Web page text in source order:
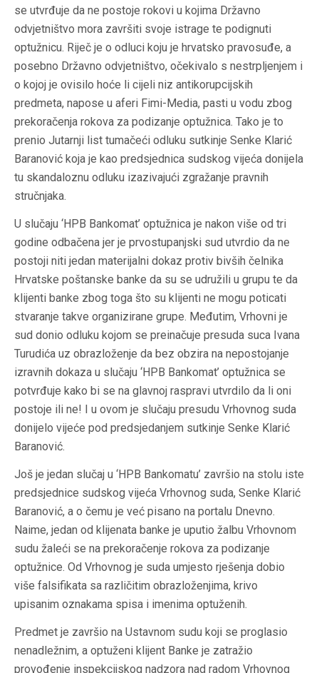
se utvrđuje da ne postoje rokovi u kojima Državno
odvjetništvo mora završiti svoje istrage te podignuti
optužnicu. Riječ je o odluci koju je hrvatsko pravosuđe, a
posebno Državno odvjetništvo, očekivalo s nestrpljenjem i
o kojoj je ovisilo hoće li cijeli niz antikorupcijskih
predmeta, napose u aferi Fimi-Media, pasti u vodu zbog
prekoračenja rokova za podizanje optužnica. Tako je to
prenio Jutarnji list tumačeći odluku sutkinje Senke Klarić
Baranović koja je kao predsjednica sudskog vijeća donijela
tu skandaloznu odluku izazivajući zgražanje pravnih
stručnjaka.
U slučaju ‘HPB Bankomat’ optužnica je nakon više od tri
godine odbačena jer je prvostupanjski sud utvrdio da ne
postoji niti jedan materijalni dokaz protiv bivših čelnika
Hrvatske poštanske banke da su se udružili u grupu te da
klijenti banke zbog toga što su klijenti ne mogu poticati
stvaranje takve organizirane grupe. Međutim, Vrhovni je
sud donio odluku kojom se preinačuje presuda suca Ivana
Turudića uz obrazloženje da bez obzira na nepostojanje
izravnih dokaza u slučaju ‘HPB Bankomat’ optužnica se
potvrđuje kako bi se na glavnoj raspravi utvrdilo da li oni
postoje ili ne! I u ovom je slučaju presudu Vrhovnog suda
donijelo vijeće pod predsjedanjem sutkinje Senke Klarić
Baranović.
Još je jedan slučaj u ‘HPB Bankomatu’ završio na stolu iste
predsjednice sudskog vijeća Vrhovnog suda, Senke Klarić
Baranović, a o čemu je već pisano na portalu Dnevno.
Naime, jedan od klijenata banke je uputio žalbu Vrhovnom
sudu žaleći se na prekoračenje rokova za podizanje
optužnice. Od Vrhovnog je suda umjesto rješenja dobio
više falsifikata sa različitim obrazloženjima, krivo
upisanim oznakama spisa i imenima optuženih.
Predmet je završio na Ustavnom sudu koji se proglasio
nenadležnim, a optuženi klijent Banke je zatražio
provođenje inspekcijskog nadzora nad radom Vrhovnog